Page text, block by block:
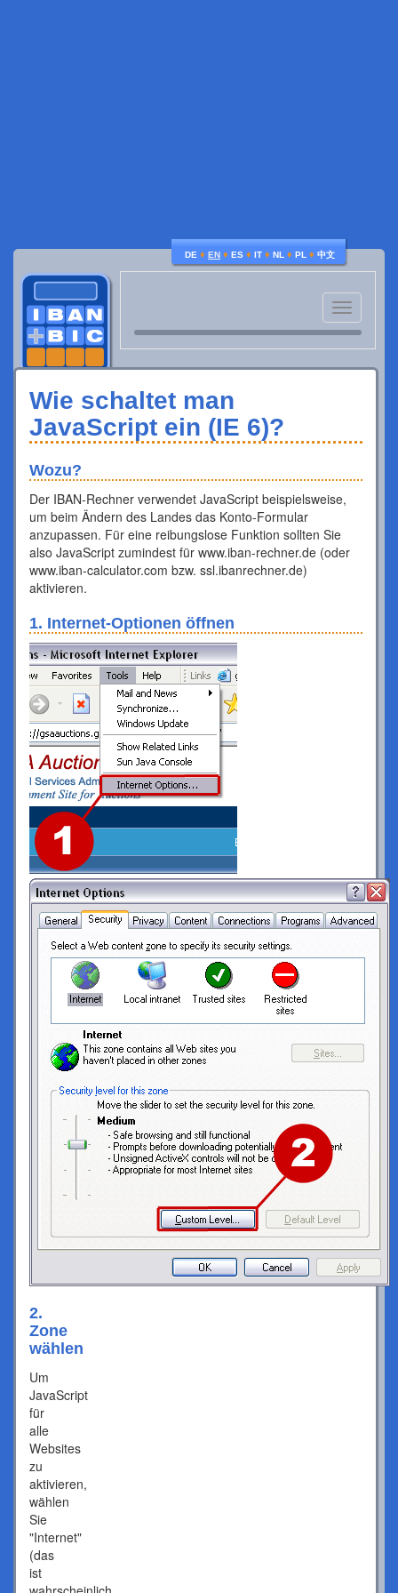
DE ♦ EN ♦ ES ♦ IT ♦ NL ♦ PL ♦ 中文
Toggle
navigation
Wie schaltet man
JavaScript ein (IE 6)?
Wozu?
Der IBAN-Rechner verwendet JavaScript beispielsweise,
um beim Ändern des Landes das Konto-Formular
anzupassen. Für eine reibungslose Funktion sollten Sie
also JavaScript zumindest für www.iban-rechner.de (oder
www.iban-calculator.com bzw. ssl.ibanrechner.de)
aktivieren.
1. Internet-Optionen öffnen
2.
Zone
wählen
Um
JavaScript
für
alle
Websites
zu
aktivieren,
wählen
Sie
"Internet"
(das
ist